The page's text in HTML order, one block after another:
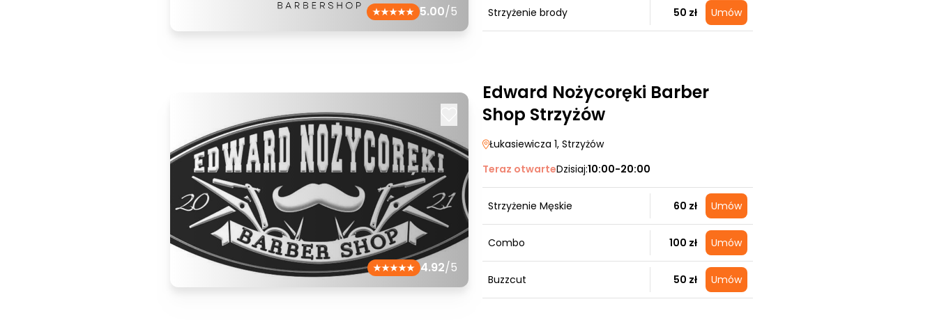
5.00/5 Strzyżenie brody 50 zł Umów
4.92/5
Edward Nożycoręki Barber
Shop Strzyżów
Łukasiewicza 1, Strzyżów
Teraz otwarteDzisiaj:10:00-20:00
Strzyżenie Męskie 60 zł Umów
Combo 100 zł Umów
Buzzcut 50 zł Umów